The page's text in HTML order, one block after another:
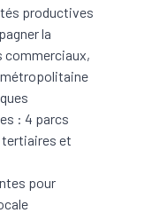
productives
la
commerciaux,
: 4 parcs
tertiaires et
pour